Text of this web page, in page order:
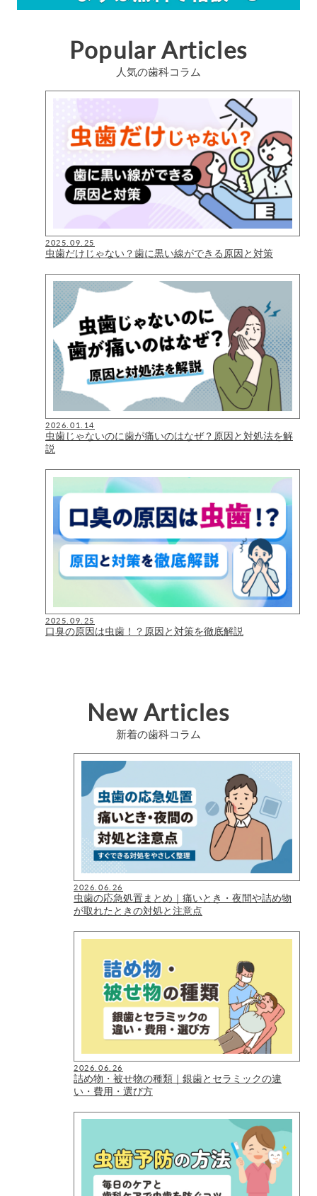
Popular Articles
人気の歯科コラム
2025.09.25
虫歯だけじゃない？歯に黒い線ができる原因と対策
2026.01.14
虫歯じゃないのに歯が痛いのはなぜ？原因と対処法を解
説
2025.09.25
口臭の原因は虫歯！？原因と対策を徹底解説
New Articles
新着の歯科コラム
2026.06.26
虫歯の応急処置まとめ｜痛いとき・夜間や詰め物
が取れたときの対処と注意点
2026.06.26
詰め物・被せ物の種類｜銀歯とセラミックの違
い・費用・選び方